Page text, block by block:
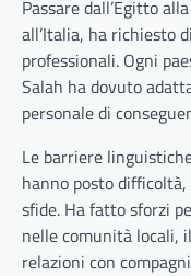
Passare dall’Egitto
all’Italia, ha richiesto
professionali. Ogni
Salah ha dovuto
personale di
Le barriere
hanno posto
sfide. Ha fatto sforzi
nelle comunità locali,
relazioni con